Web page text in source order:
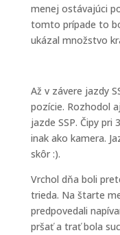
menej ostávajúci
tomto prípade to
ukázal množstvo
Až v závere jazdy
pozície. Rozhodol
jazde SSP. Čipy
inak ako kamera.
skôr :).
Vrchol dňa boli
trieda. Na štarte
predpovedali
pršať a trať bola